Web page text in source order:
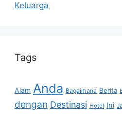
Keluarga
Tags
Alam Anda Bagaimana Berita
dengan Destinasi Hotel Ini